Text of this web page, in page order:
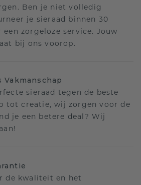
Ben je niet volledig
je sieraad binnen 30
een zorgeloze service. Jouw
bij ons voorop.
Vakmanschap
sieraad tegen de beste
tot creatie, wij zorgen voor de
je een betere deal? Wij
de kwaliteit en het